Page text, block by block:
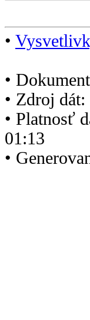
•
•
• Zdroj
• Platnosť
01:13
•